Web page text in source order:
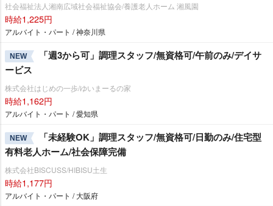
社会福祉法人湘南広域社会福祉協会/養護老人ホーム 湘風園
時給1,225円
アルバイト・パート / 神奈川県
NEW
「週3から可」調理スタッフ/無資格可/午前のみ/デイサ
ービス
株式会社はじめの一歩/ゆいまーるの家
時給1,162円
アルバイト・パート / 愛知県
NEW
「未経験OK」調理スタッフ/無資格可/日勤のみ/住宅型
有料老人ホーム/社会保障完備
株式会社BISCUSS/HIBISU土生
時給1,177円
アルバイト・パート / 大阪府